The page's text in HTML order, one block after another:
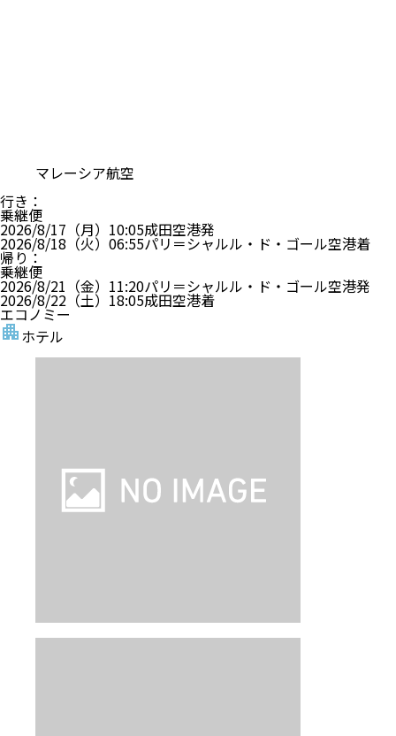
マレーシア航空
行き ：
乗継便
2026/8/17（月） 10:05成田空港発
2026/8/18（火） 06:55パリ＝シャルル・ド・ゴール空港着
帰り ：
乗継便
2026/8/21（金） 11:20パリ＝シャルル・ド・ゴール空港発
2026/8/22（土） 18:05成田空港着
エコノミー
ホテル